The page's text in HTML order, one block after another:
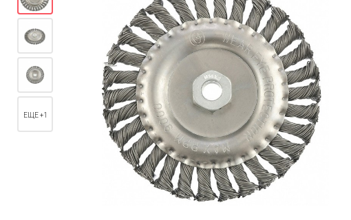
ЕЩЕ +1